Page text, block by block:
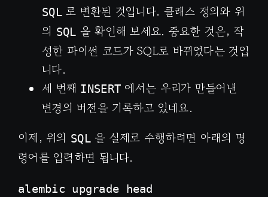
SQL로 변환된 것입니다. 클래스 정의와 위
의 SQL 을 확인해 보세요. 중요한 것은, 작
성한 파이썬 코드가 SQL로 바뀌었다는 것입
니다.
세 번째 INSERT 에서는 우리가 만들어낸
변경의 버전을 기록하고 있네요.
이제, 위의 SQL을 실제로 수행하려면 아래의 명
령어를 입력하면 됩니다.
alembic upgrade head